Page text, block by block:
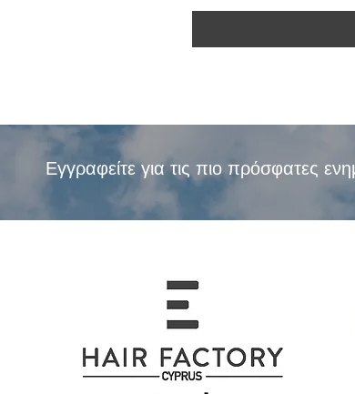
Εγγραφείτε για τις πιο πρόσφατες